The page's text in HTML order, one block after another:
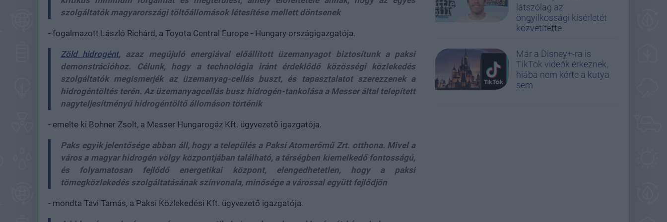
szolgáltatók magyarországi töltőállomások létesítése mellett döntsenek
- fogalmazott László Richárd, a Toyota Central Europe - Hungary országigazgatója.
Zöld hidrogént, azaz megújuló energiával előállított üzemanyagot biztosítunk a paksi
demonstrációhoz. Célunk, hogy a technológia iránt érdeklődő közösségi közlekedés
szolgáltatók megismerjék az üzemanyag-cellás buszt, és tapasztalatot szerezzenek a
hidrogéntöltés terén. Az üzemanyagcellás busz hidrogén-tankolása a Messer által telepített
nagyteljesítményű hidrogéntöltő állomáson történik
- emelte ki Bohner Zsolt, a Messer Hungarogáz Kft. ügyvezető igazgatója.
Paks egyik jelentősége abban áll, hogy a település a Paksi Atomerőmű Zrt. otthona. Mivel a
város a magyar hidrogén völgy központjában található, a térségben kiemelkedő fontosságú,
és folyamatosan fejlődő energetikai központ, elengedhetetlen, hogy a paksi
tömegközlekedés szolgáltatásának színvonala, minősége a várossal együtt fejlődjön
- mondta Tavi Tamás, a Paksi Közlekedési Kft. ügyvezető igazgatója.
látszólag az
öngyilkossági kísérletét
közvetítette
Már a Disney+-ra is
TikTok videók érkeznek,
hiába nem kérte a kutya
sem